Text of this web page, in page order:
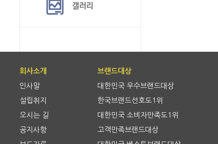
회사소개
인사말
설립취지
오시는 길
공지사항
브랜드대상
대한민국 우수브랜드대상
한국브랜드선호도1위
대한민국 소비자만족도1위
고객만족브랜드대상